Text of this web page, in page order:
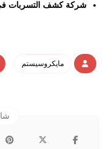
شركة كشف التسربات
مايكروسيستم